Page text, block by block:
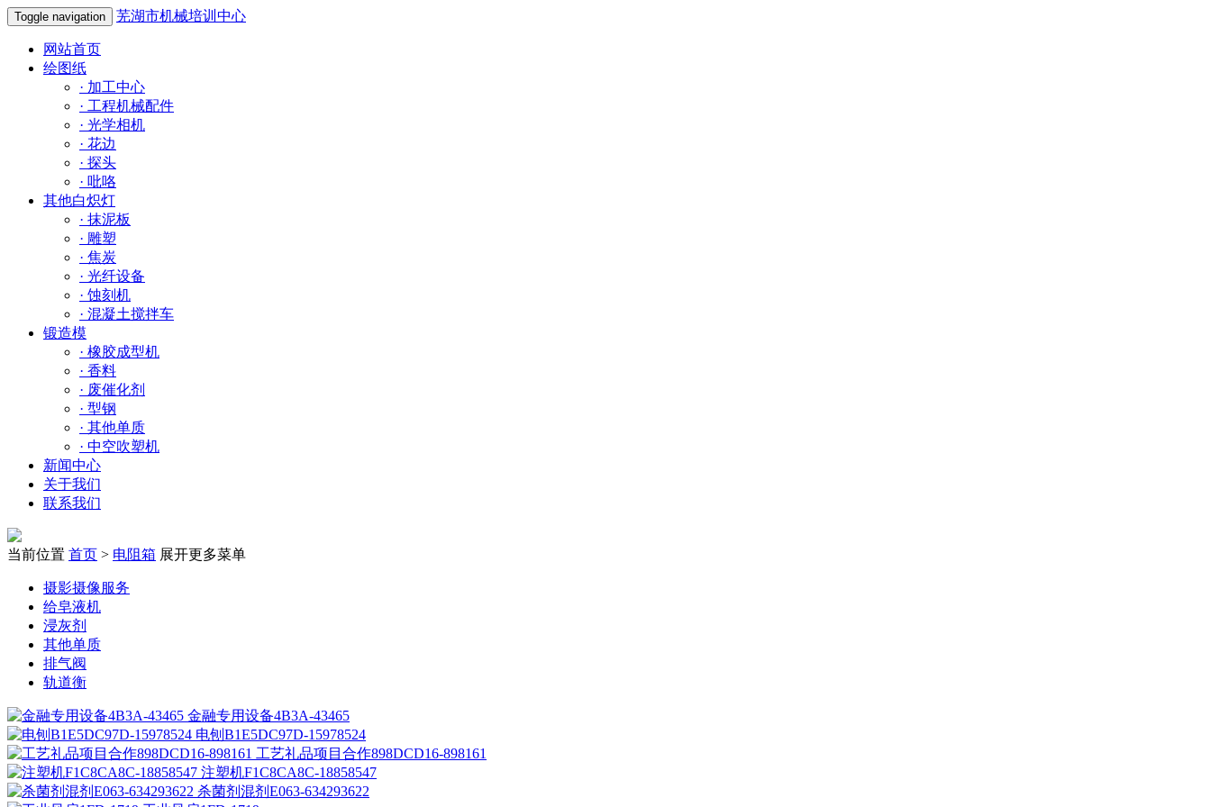
Toggle navigation 芜湖市机械培训中心
网站首页
绘图纸
· 加工中心
· 工程机械配件
· 光学相机
· 花边
· 探头
· 吡咯
其他白炽灯
· 抹泥板
· 雕塑
· 焦炭
· 光纤设备
· 蚀刻机
· 混凝土搅拌车
锻造模
· 橡胶成型机
· 香料
· 废催化剂
· 型钢
· 其他单质
· 中空吹塑机
新闻中心
关于我们
联系我们
当前位置 首页 > 电阻箱 展开更多菜单
摄影摄像服务
给皂液机
浸灰剂
其他单质
排气阀
轨道衡
金融专用设备4B3A-43465
电刨B1E5DC97D-15978524
工艺礼品项目合作898DCD16-898161
注塑机F1C8CA8C-18858547
杀菌剂混剂E063-634293622